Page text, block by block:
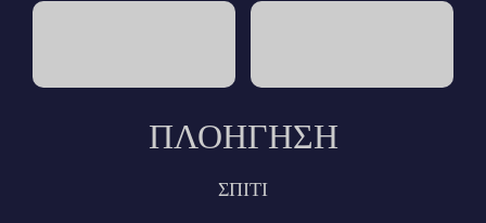
ΠΛΟΉΓΗΣΗ
ΣΠΙΤΙ